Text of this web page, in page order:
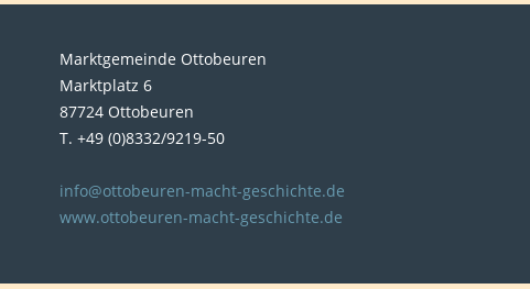
Marktgemeinde Ottobeuren
Marktplatz 6
87724 Ottobeuren
T. +49 (0)8332/9219-50
info@ottobeuren-macht-geschichte.de
www.ottobeuren-macht-geschichte.de